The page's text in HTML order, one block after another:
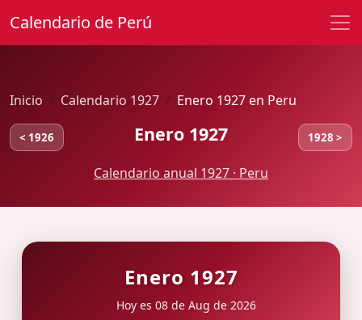
Calendario de Perú
Inicio Calendario 1927 Enero 1927 en Peru
< 1926 Enero 1927 1928 >
Calendario anual 1927 · Peru
Enero 1927
Hoy es 08 de Aug de 2026